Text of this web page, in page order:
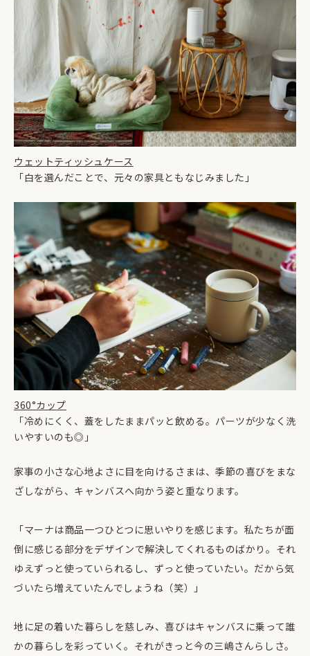
ウェットティッシュケース
「白を選んだことで、元々の家具ともなじみました」
360°カップ
「冷めにくく、蓋をしたままパッと飲める。パーツが少なく洗
いやすいのも◎」
家事の小さな心地よさに目を向けるさまは、季節の喜びをまな
ざしながら、キャンバスへ向かう姿と重なります。
「マーナは商品一つひとつに思いやりを感じます。私たちが面
倒に感じる部分をデザインで解決してくれるものばかり。それ
ゆえずっと使っていられるし、ずっと使っていたい。だから気
づいたら増えていたんでしょうね（笑）」
地に足の着いた暮らしを慈しみ、喜びはキャンバスに乗って誰
かの暮らしを彩っていく。それがきっと今の三嶋さんらしさ。